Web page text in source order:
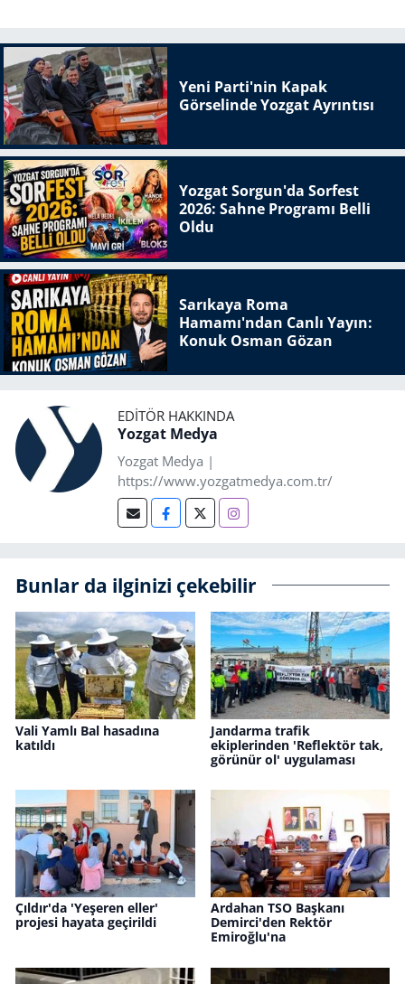
Yeni Parti'nin Kapak
Görselinde Yozgat Ayrıntısı
Yozgat Sorgun'da Sorfest
2026: Sahne Programı Belli
Oldu
Sarıkaya Roma
Hamamı'ndan Canlı Yayın:
Konuk Osman Gözan
EDITÖR HAKKINDA
Yozgat Medya
Yozgat Medya |
https://www.yozgatmedya.com.tr/
Bunlar da ilginizi çekebilir
Vali Yamlı Bal hasadına
katıldı
Jandarma trafik
ekiplerinden 'Reflektör tak,
görünür ol' uygulaması
Çıldır'da 'Yeşeren eller'
projesi hayata geçirildi
Ardahan TSO Başkanı
Demirci'den Rektör
Emiroğlu'na